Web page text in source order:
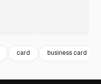
card business card